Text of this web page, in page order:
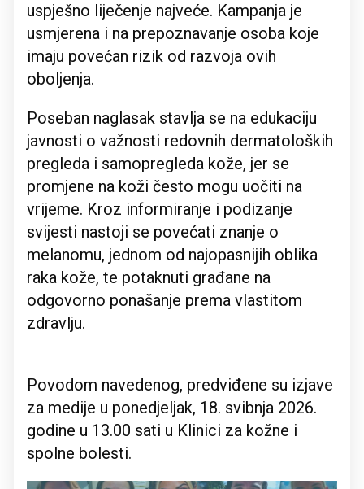
uspješno liječenje najveće. Kampanja je
usmjerena i na prepoznavanje osoba koje
imaju povećan rizik od razvoja ovih
oboljenja.
Poseban naglasak stavlja se na edukaciju
javnosti o važnosti redovnih dermatoloških
pregleda i samopregleda kože, jer se
promjene na koži često mogu uočiti na
vrijeme. Kroz informiranje i podizanje
svijesti nastoji se povećati znanje o
melanomu, jednom od najopasnijih oblika
raka kože, te potaknuti građane na
odgovorno ponašanje prema vlastitom
zdravlju.
Povodom navedenog, predviđene su izjave
za medije u ponedjeljak, 18. svibnja 2026.
godine u 13.00 sati u Klinici za kožne i
spolne bolesti.